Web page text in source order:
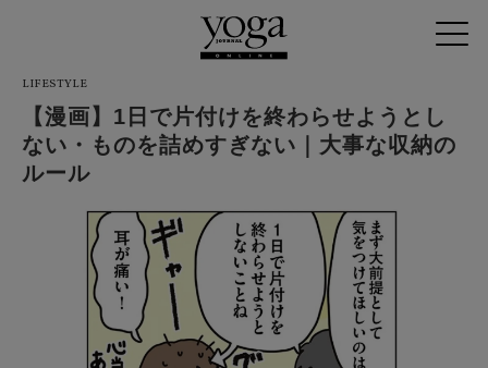
LIFESTYLE
【漫画】1日で片付けを終わらせようとし
ない・ものを詰めすぎない｜大事な収納の
ルール